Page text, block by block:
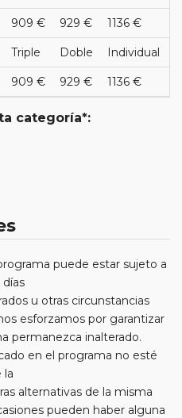
909 € 929 € 1136 €
Triple Doble Individual
909 € 929 € 1136 €
categoría*:
puede estar sujeto a
u otras circunstancias
esforzamos por garantizar
permanezca inalterado.
en el programa no esté
la
alternativas de la misma
pueden haber alguna